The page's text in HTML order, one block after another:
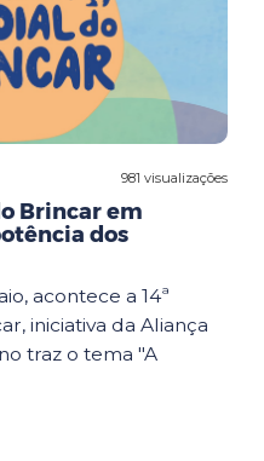
981 visualizações
Brincar em
dos
acontece a 14ª
iniciativa da Aliança
traz o tema "A